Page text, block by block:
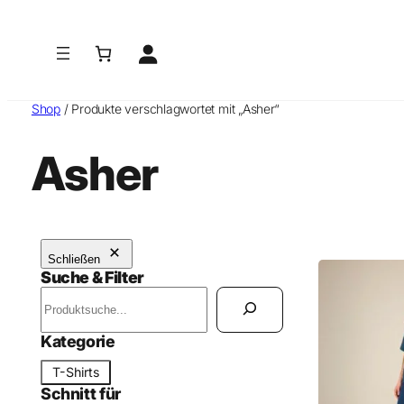
Shop / Produkte verschlagwortet mit „Asher“
Asher
Schließen
Suche & Filter
u
c
h
e
Kategorie
a
T-Shirts
Schnitt für